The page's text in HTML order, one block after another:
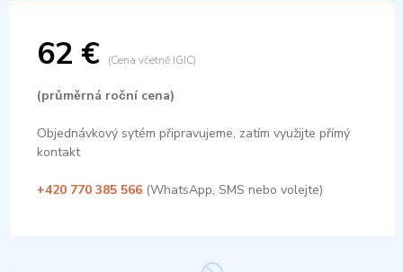
62 € (Cena včetně IGIC)
(průměrná roční cena)
Objednávkový sytém připravujeme, zatím využijte přímý
kontakt
+420 770 385 566(WhatsApp, SMS nebo volejte)